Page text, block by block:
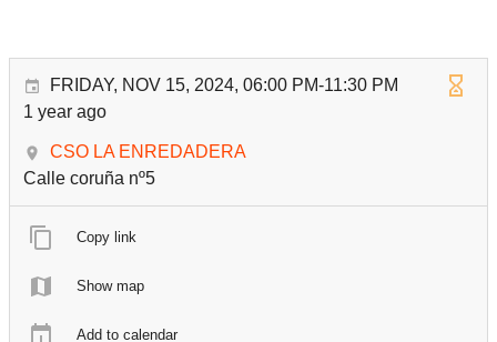
FRIDAY, NOV 15, 2024, 06:00 PM-11:30 PM
1 year ago
CSO LA ENREDADERA
Calle coruña nº5
Copy link
Show map
Add to calendar